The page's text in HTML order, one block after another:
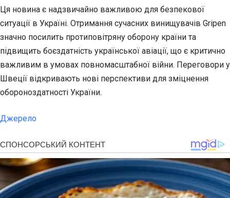
Ця новина є надзвичайно важливою для безпекової
ситуації в Україні. Отримання сучасних винищувачів Gripen
значно посилить протиповітряну оборону країни та
підвищить боєздатність української авіації, що є критично
важливим в умовах повномасштабної війни. Переговори у
Швеції відкривають нові перспективи для зміцнення
обороноздатності України.
Джерело